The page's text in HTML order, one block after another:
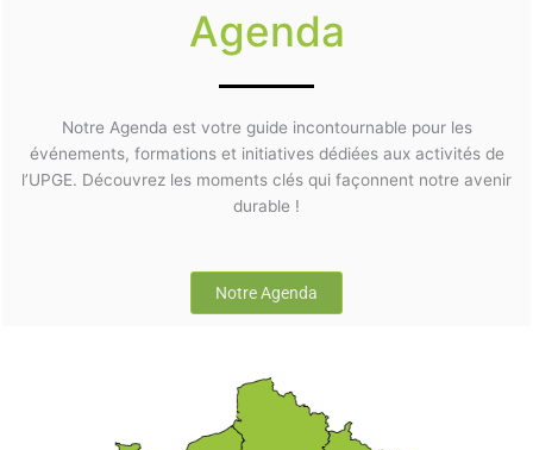
Agenda
Notre Agenda est votre guide incontournable pour les
événements, formations et initiatives dédiées aux activités de
l’UPGE. Découvrez les moments clés qui façonnent notre avenir
durable !
Notre Agenda